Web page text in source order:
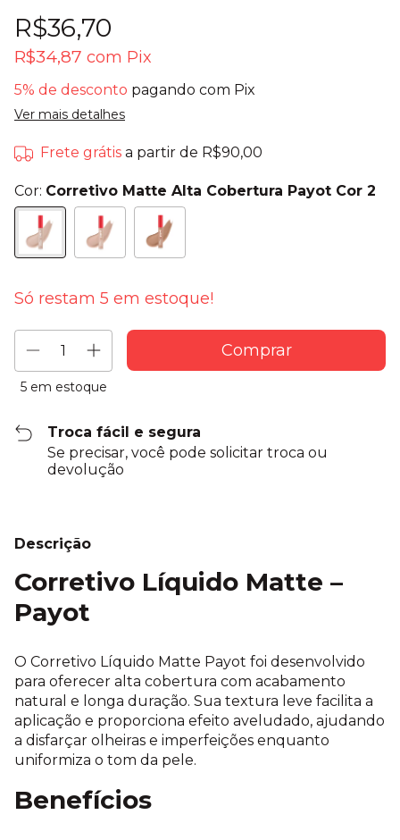
R$36,70
R$34,87 com Pix
5% de desconto pagando com Pix
Ver mais detalhes
Frete grátis a partir de R$90,00
Cor: Corretivo Matte Alta Cobertura Payot Cor 2
Só restam 5 em estoque!
5em estoque
Troca fácil e segura
Se precisar, você pode solicitar troca ou
devolução
Descrição
Corretivo Líquido Matte –
Payot
O Corretivo Líquido Matte Payot foi desenvolvido
para oferecer alta cobertura com acabamento
natural e longa duração. Sua textura leve facilita a
aplicação e proporciona efeito aveludado, ajudando
a disfarçar olheiras e imperfeições enquanto
uniformiza o tom da pele.
Benefícios